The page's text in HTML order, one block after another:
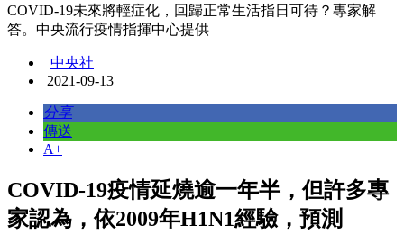
COVID-19未來將輕症化，回歸正常生活指日可待？專家解
答。中央流行疫情指揮中心提供
中央社
2021-09-13
分享
傳送
A+
COVID-19疫情延燒逾一年半，但許多專
家認為，依2009年H1N1經驗，預測